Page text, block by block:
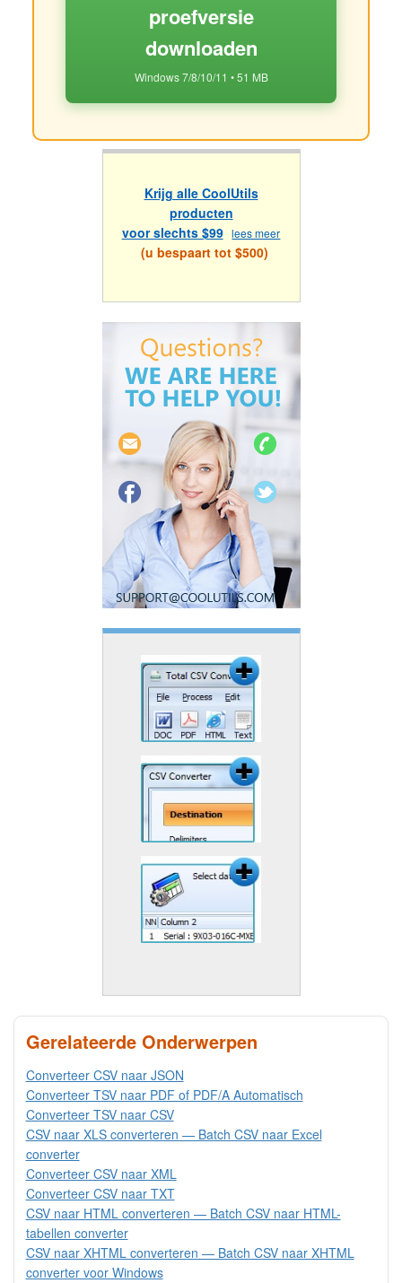
proefversie
downloaden
Windows 7/8/10/11 • 51 MB
Krijg alle CoolUtils
producten
voor slechts $99 lees meer
(u bespaart tot $500)
Gerelateerde Onderwerpen
Converteer CSV naar JSON
Converteer TSV naar PDF of PDF/A Automatisch
Converteer TSV naar CSV
CSV naar XLS converteren — Batch CSV naar Excel
converter
Converteer CSV naar XML
Converteer CSV naar TXT
CSV naar HTML converteren — Batch CSV naar HTML-
tabellen converter
CSV naar XHTML converteren — Batch CSV naar XHTML
converter voor Windows